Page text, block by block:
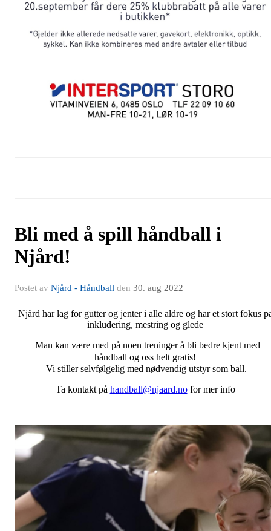
Bli med å spill håndball i
Njård!
Postet av Njård - Håndball den 30. aug 2022
Njård har lag for gutter og jenter i alle aldre og har et stort fokus
inkludering, mestring og glede
Man kan være med på noen treninger å bli bedre kjent med
håndball og oss helt gratis!
Vi stiller selvfølgelig med nødvendig utstyr som ball.
Ta kontakt på handball@njaard.nofor mer info